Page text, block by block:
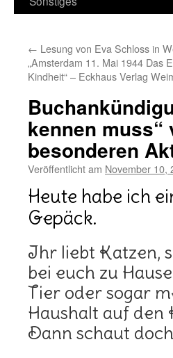
← Lesung von Eva Schloss in
„Amsterdam 11. Mai 1944 Das
Kindheit“ – Eckhaus Verlag
kennen
besonderen
Veröffentlicht am November 10,
Heute habe ich
Gepäck.
Ihr liebt Katzen,
bei euch zu
Tier oder sogar
Haushalt auf den
Dann schaut